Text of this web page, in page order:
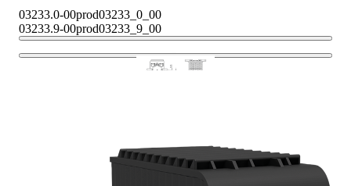
03233.0-00prod03233_0_00
03233.9-00prod03233_9_00